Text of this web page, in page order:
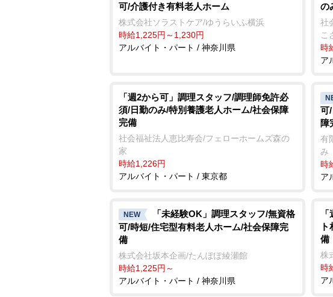
可/介護付き有料老人ホーム
株式会社ソラストケア/ゆうらいふ横浜
時給1,225円～1,230円
アルバイト・パート / 神奈川県
の
社
こ
時
ア
「週2から可」調理スタッフ/調理師免許必
須/日勤のみ/特別養護老人ホーム/社会保障
完備
社会福祉法人恵比寿会/フェローホームズ森の
家
時給1,226円
アルバイト・パート / 東京都
可
障
有
み
時
ア
NEW
「未経験OK」調理スタッフ/無資格
可/時短/住宅型有料老人ホーム/社会保障完
備
株式会社坂本企画/たんぽぽ綾瀬館
時給1,225円～
アルバイト・パート / 神奈川県
備
株
時
ア